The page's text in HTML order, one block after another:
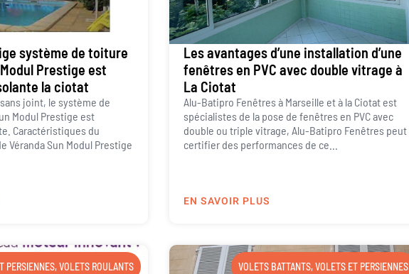
système de toiture
Prestige est
la ciotat
joint, le système de
Modul Prestige est
Caractéristiques du
Véranda Sun Modul Prestige
Les avantages d’une installation d’une
fenêtres en PVC avec double vitrage à
La Ciotat
Alu-Batipro Fenêtres à Marseille et à la Ciotat est
spécialistes de la pose de fenêtres en PVC avec
double ou triple vitrage, Alu-Batipro Fenêtres peut
certifier des performances de ce...
EN SAVOIR PLUS
PERSIENNES,VOLETS ROULANTS VOLETS BATTANTS,VOLETS ET PERSIENNES